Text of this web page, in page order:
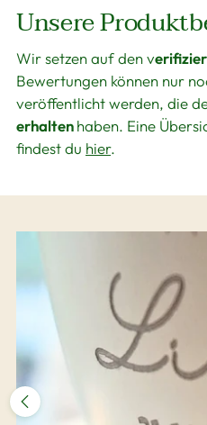
Unsere
Wir setzen auf den v
Bewertungen können nur
veröffentlicht werden, die
erhaltenhaben. Eine
findest du hier.